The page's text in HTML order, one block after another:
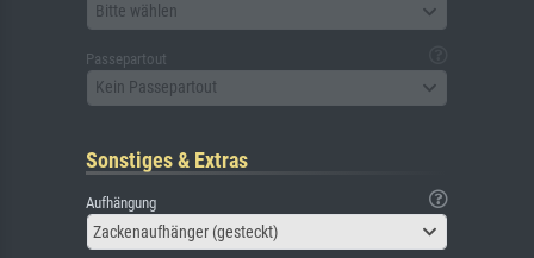
Bitte wählen
Passepartout
Kein Passepartout
Sonstiges & Extras
Aufhängung
Zackenaufhänger (gesteckt)